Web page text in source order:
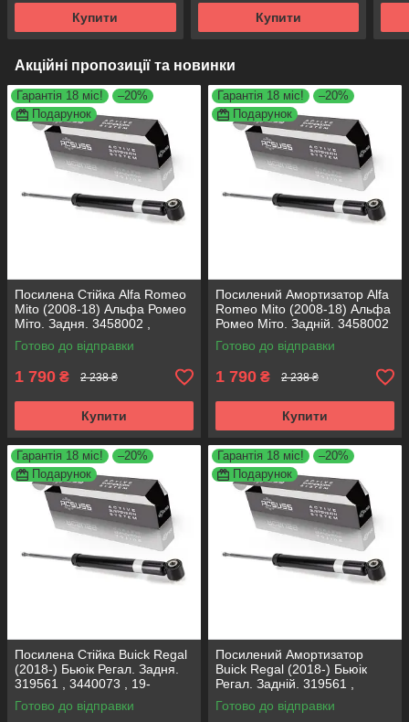
Купити Купити
Акційні пропозиції та новинки
Гарантія 18 міс!
–20%
Подарунок
Посилена Стійка Alfa Romeo
Mito (2008-18) Альфа Ромео
Міто. Задня. 3458002 ,
317722. KOREA Аксусс!
Готово до відправки
1 790 ₴ 2 238 ₴
Купити
Гарантія 18 міс!
–20%
Подарунок
Посилений Амортизатор Alfa
Romeo Mito (2008-18) Альфа
Ромео Міто. Задній. 3458002
, 317722. KOREA Аксусс!
Готово до відправки
1 790 ₴ 2 238 ₴
Купити
Гарантія 18 міс!
–20%
Подарунок
Посилена Стійка Buick Regal
(2018-) Бьюік Регал. Задня.
319561 , 3440073 , 19-
280615. KOREA Аксусс!
Готово до відправки
Гарантія 18 міс!
–20%
Подарунок
Посилений Амортизатор
Buick Regal (2018-) Бьюік
Регал. Задній. 319561 ,
3440073 , 19-280615. KOREA
Аксусс!
Готово до відправки